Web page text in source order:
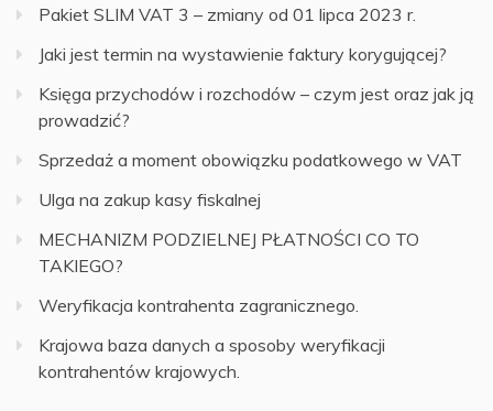
Pakiet SLIM VAT 3 – zmiany od 01 lipca 2023 r.
Jaki jest termin na wystawienie faktury korygującej?
Księga przychodów i rozchodów – czym jest oraz jak ją
prowadzić?
Sprzedaż a moment obowiązku podatkowego w VAT
Ulga na zakup kasy fiskalnej
MECHANIZM PODZIELNEJ PŁATNOŚCI CO TO
TAKIEGO?
Weryfikacja kontrahenta zagranicznego.
Krajowa baza danych a sposoby weryfikacji
kontrahentów krajowych.